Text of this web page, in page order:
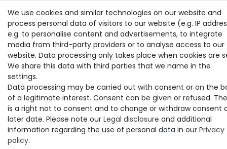
© Copyright M. Thielemann GmbH 2020 | Alle Rechte
vorbehalten.
alle Preise inkl. gesetzlicher MwSt. | zzgl. Versandkosten
We use cookies and similar technologies on our website and
process personal data of visitors to our website (e.g. IP
e.g. to personalise content and advertisements, to integrate
media from third-party providers or to analyse access to our
website. Data processing only takes place when cookies are
We share this data with third parties that we name in the
settings.
Data processing may be carried out with consent or on the
of a legitimate interest. Consent can be given or refused.
is a right not to consent and to change or withdraw consent
later date. Please note our Legal disclosure and additional
information regarding the use of personal data in our Privacy
policy.